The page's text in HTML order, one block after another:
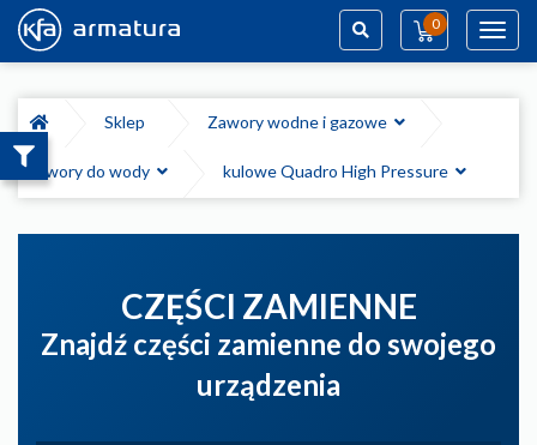
0
Sklep
Zawory wodne i gazowe
zawory do wody kulowe Quadro High Pressure
CZĘŚCI ZAMIENNE
Znajdź części zamienne do swojego
urządzenia